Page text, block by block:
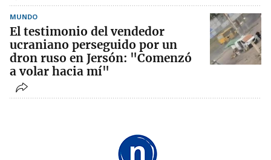
MUNDO
El testimonio del vendedor
ucraniano perseguido por un
dron ruso en Jersón: "Comenzó
a volar hacia mí"